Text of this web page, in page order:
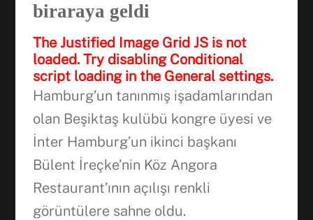
biraraya geldi
The Justified Image Grid JS is not
loaded. Try disabling Conditional
script loading in the General settings.
Hamburg’un tanınmış işadamlarından
olan Beşiktaş kulübü kongre üyesi ve
İnter Hamburg’un ikinci başkanı
Bülent İreçke’nin Köz Angora
Restaurant’ının açılışı renkli
görüntülere sahne oldu.